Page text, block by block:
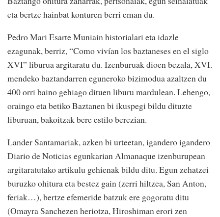
eta bertze hainbat konturen berri eman du.
Pedro Mari Esarte Muniain historialari eta idazle
ezagunak, berriz, “Como vivían los baztaneses en el siglo
XVI” liburua argitaratu du. Izenburuak dioen bezala, XVI.
mendeko baztandarren eguneroko bizimodua azaltzen du
400 orri baino gehiago dituen liburu mardulean. Lehengo,
oraingo eta betiko Baztanen bi ikuspegi bildu dituzte
liburuan, bakoitzak bere estilo berezian.
Lander Santamariak, azken bi urteetan, igandero igandero
Diario de Noticias egunkarian Almanaque izenburupean
argitaratutako artikulu gehienak bildu ditu. Egun zehatzei
buruzko ohitura eta bestez gain (zerri hiltzea, San Anton,
feriak…), bertze efemeride batzuk ere gogoratu ditu
(Omayra Sanchezen heriotza, Hiroshiman erori zen